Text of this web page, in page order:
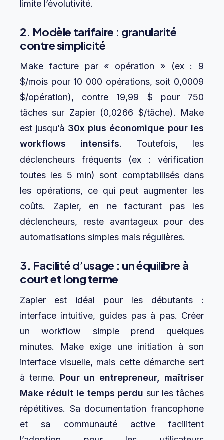
limite l’évolutivité.
2. Modèle tarifaire : granularité
contre simplicité
Make facture par « opération » (ex : 9
$/mois pour 10 000 opérations, soit 0,0009
$/opération), contre 19,99 $ pour 750
tâches sur Zapier (0,0266 $/tâche). Make
est jusqu’à 30x plus économique pour les
workflows intensifs. Toutefois, les
déclencheurs fréquents (ex : vérification
toutes les 5 min) sont comptabilisés dans
les opérations, ce qui peut augmenter les
coûts. Zapier, en ne facturant pas les
déclencheurs, reste avantageux pour des
automatisations simples mais régulières.
3. Facilité d’usage : un équilibre à
court et long terme
Zapier est idéal pour les débutants :
interface intuitive, guides pas à pas. Créer
un workflow simple prend quelques
minutes. Make exige une initiation à son
interface visuelle, mais cette démarche sert
à terme. Pour un entrepreneur, maîtriser
Make réduit le temps perdu sur les tâches
répétitives. Sa documentation francophone
et sa communauté active facilitent